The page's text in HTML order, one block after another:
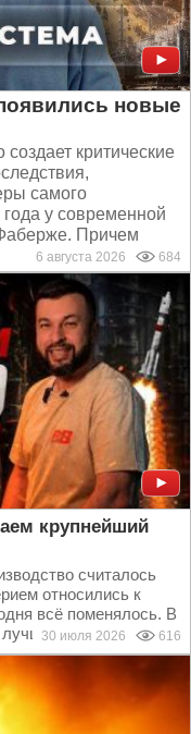
новые
критические
самого
у современной
Причем
6 августа 2026 684
крупнейший
считалось
относились к
всё поменялось. В
лучше...30 июля 2026 616